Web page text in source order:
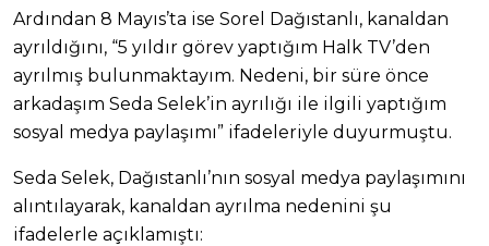
Ardından 8 Mayıs’ta ise Sorel Dağıstanlı, kanaldan
ayrıldığını, “5 yıldır görev yaptığım Halk TV’den
ayrılmış bulunmaktayım. Nedeni, bir süre önce
arkadaşım Seda Selek’in ayrılığı ile ilgili yaptığım
sosyal medya paylaşımı” ifadeleriyle duyurmuştu.
Seda Selek, Dağıstanlı’nın sosyal medya paylaşımını
alıntılayarak, kanaldan ayrılma nedenini şu
ifadelerle açıklamıştı: